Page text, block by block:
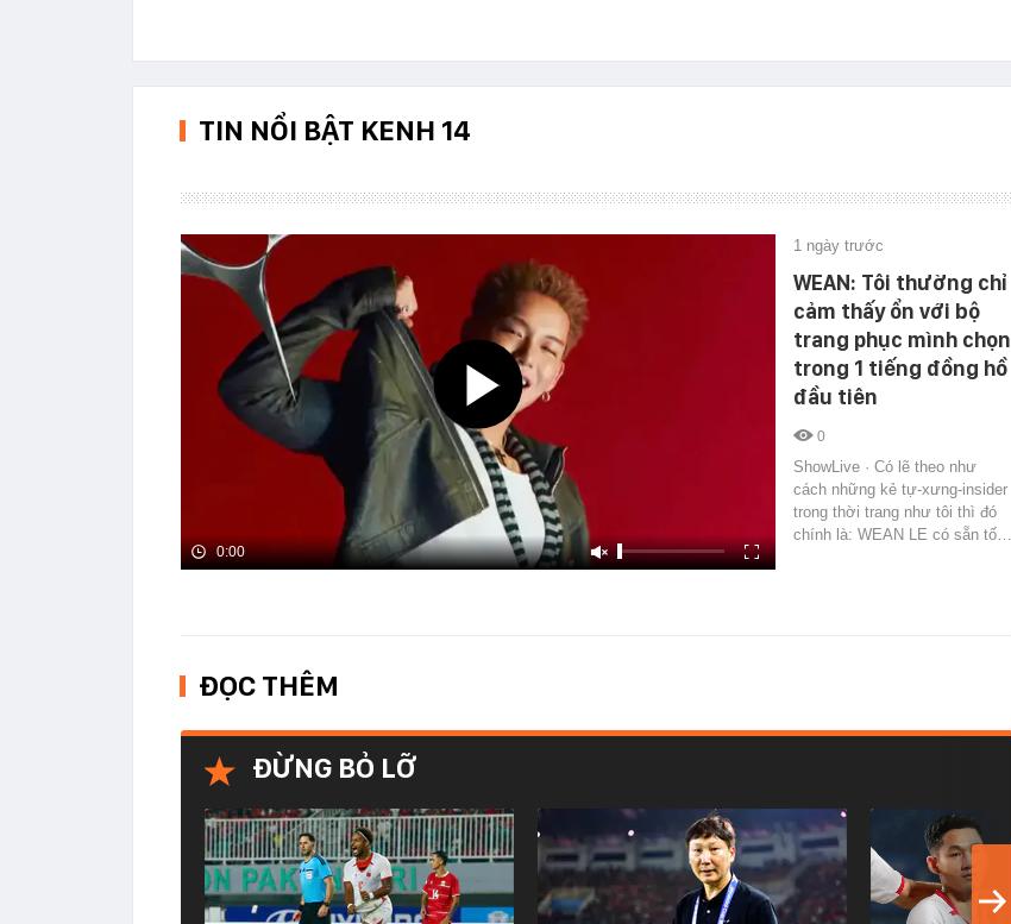
TIN NỔI BẬT KENH 14
0:00
1 ngày trước
WEAN: Tôi thường chỉ
cảm thấy ổn với bộ
trang phục mình chọn
trong 1 tiếng đồng hồ
đầu tiên
0
ShowLive · Có lẽ theo như
cách những kẻ tự-xưng-insider
trong thời trang như tôi thì đó
chính là: WEAN LE có sẵn tố…
ĐỌC THÊM
ĐỪNG BỎ LỠ